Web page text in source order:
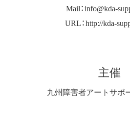
Mail：info@kda-
URL：http://kda-
主催
九州障害者アートサポ